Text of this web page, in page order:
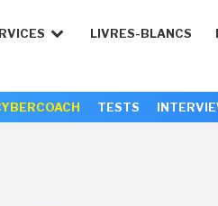
LIVRES-BLANCS
TESTS